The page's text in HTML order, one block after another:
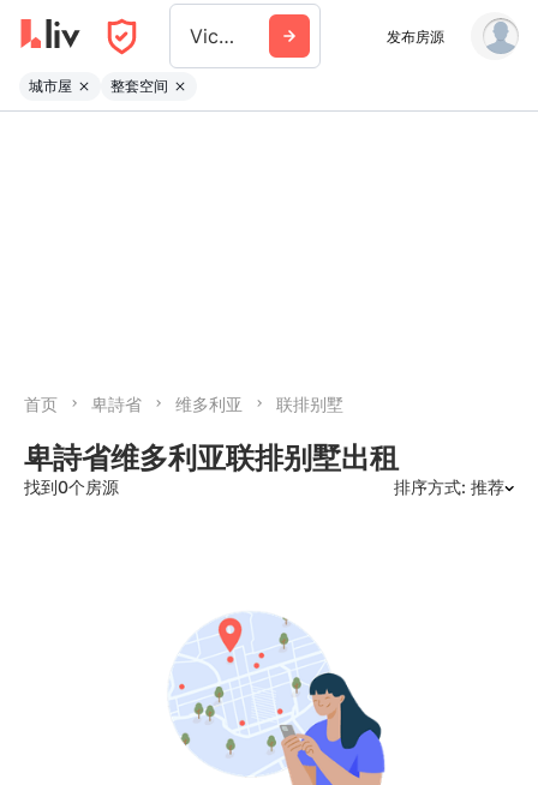
Victoria 发布房源
城市屋 整套空间
首页 卑詩省 维多利亚 联排别墅
卑詩省维多利亚联排别墅出租
找到0个房源 排序方式: 推荐